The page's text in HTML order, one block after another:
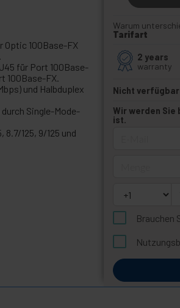
Optic 100Base-FX
für Port 100Base-
100Base-FX.
und Halbduplex
Single-Mode-
8.7/125, 9/125 und
Warum
Tarifart
2 years
warranty
Nicht verfügbar
Wir werden
ist.
Brauchen